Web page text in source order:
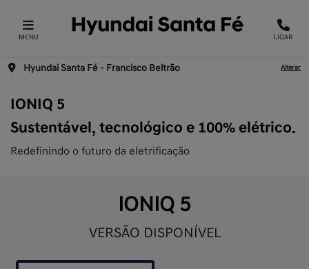
MENU LIGAR
Hyundai Santa Fé - Francisco Beltrão Alterar
IONIQ 5
Sustentável, tecnológico e 100% elétrico.
Redefinindo o futuro da eletrificação
IONIQ 5
VERSÃO DISPONÍVEL